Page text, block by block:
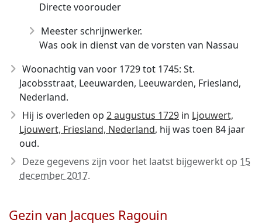
Directe voorouder
Meester schrijnwerker.
Was ook in dienst van de vorsten van Nassau
Woonachtig van voor 1729 tot 1745: St.
Jacobsstraat, Leeuwarden, Leeuwarden, Friesland,
Nederland.
Hij is overleden op 2 augustus 1729 in Ljouwert,
Ljouwert, Friesland, Nederland, hij was toen 84 jaar
oud.
Deze gegevens zijn voor het laatst bijgewerkt op 15
december 2017.
Gezin van Jacques Ragouin